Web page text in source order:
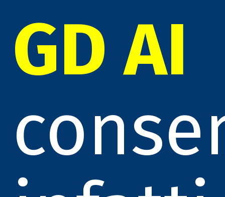
GD AI